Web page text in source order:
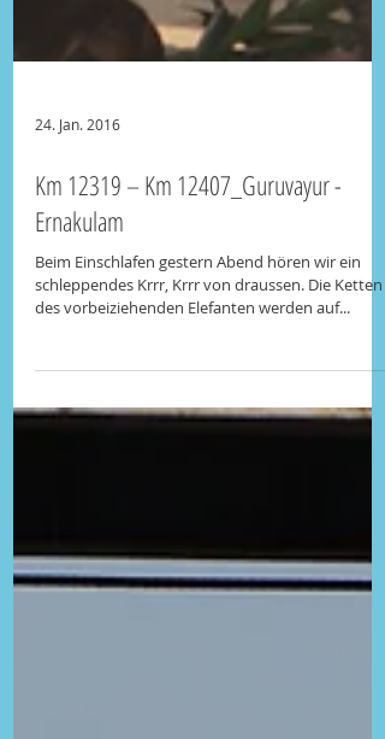
24. Jan. 2016
Km 12319 – Km 12407_Guruvayur -
Ernakulam